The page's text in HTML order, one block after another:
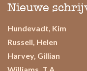
Nieuwe
Hundevadt, Kim
Russell, Helen
Harvey, Gillian